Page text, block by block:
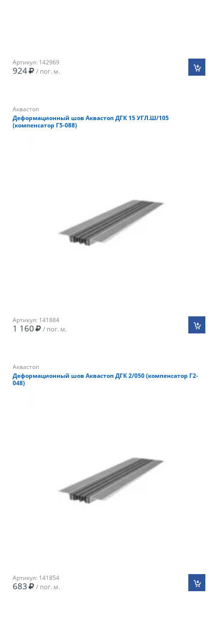
Артикул: 142969
924 / пог. м.
Аквастоп
Деформационный шов Аквастоп ДГК 15 УГЛ.Ш/105
(компенсатор Г5-088)
Артикул: 141884
1 160 / пог. м.
Аквастоп
Деформационный шов Аквастоп ДГК 2/050 (компенсатор Г2-
048)
Артикул: 141854
683 / пог. м.